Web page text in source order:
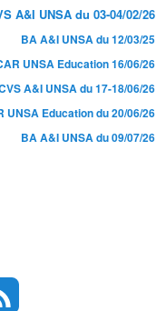
A&I UNSA du 03-04/02/26
BA A&I UNSA du 12/03/25
UNSA Education 16/06/26
A&I UNSA du 17-18/06/26
UNSA Education du 20/06/26
BA A&I UNSA du 09/07/26